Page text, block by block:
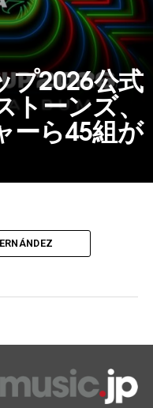
プ2026公式
トーンズ、
ーら45組が